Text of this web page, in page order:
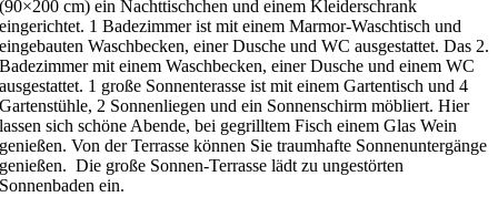
(90×200 cm) ein Nachttischchen und einem Kleiderschrank
eingerichtet. 1 Badezimmer ist mit einem Marmor-Waschtisch und
eingebauten Waschbecken, einer Dusche und WC ausgestattet. Das 2.
Badezimmer mit einem Waschbecken, einer Dusche und einem WC
ausgestattet. 1 große Sonnenterasse ist mit einem Gartentisch und 4
Gartenstühle, 2 Sonnenliegen und ein Sonnenschirm möbliert. Hier
lassen sich schöne Abende, bei gegrilltem Fisch einem Glas Wein
genießen. Von der Terrasse können Sie traumhafte Sonnenuntergänge
genießen. Die große Sonnen-Terrasse lädt zu ungestörten
Sonnenbaden ein.